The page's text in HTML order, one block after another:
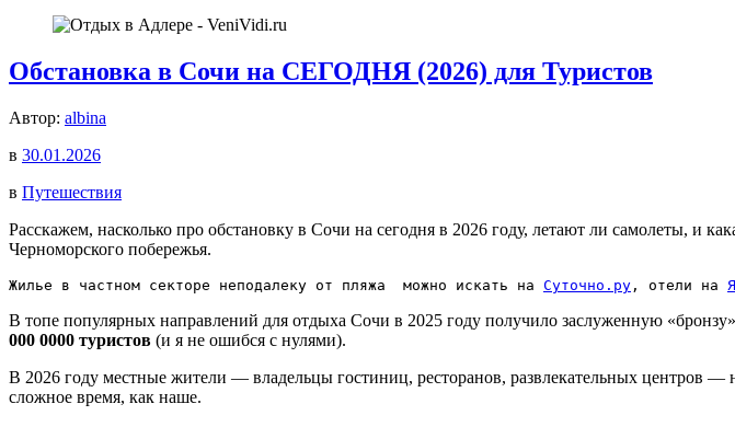
Обстановка в Сочи на СЕГОДНЯ (2026) для Туристов
Автор: albina
в 30.01.2026
в Путешествия
Расскажем, насколько про обстановку в Сочи на сегодня в 2026 году, летают ли самолеты, и
Черноморского побережья.
Жилье в частном секторе неподалеку от пляжа  можно искать на Суточно.ру , отели на
В топе популярных направлений для отдыха Сочи в 2025 году получило заслуженную
000 0000 туристов (и я не ошибся с нулями).
В 2026 году местные жители — владельцы гостиниц, ресторанов, развлекательных центров
сложное время, как наше.